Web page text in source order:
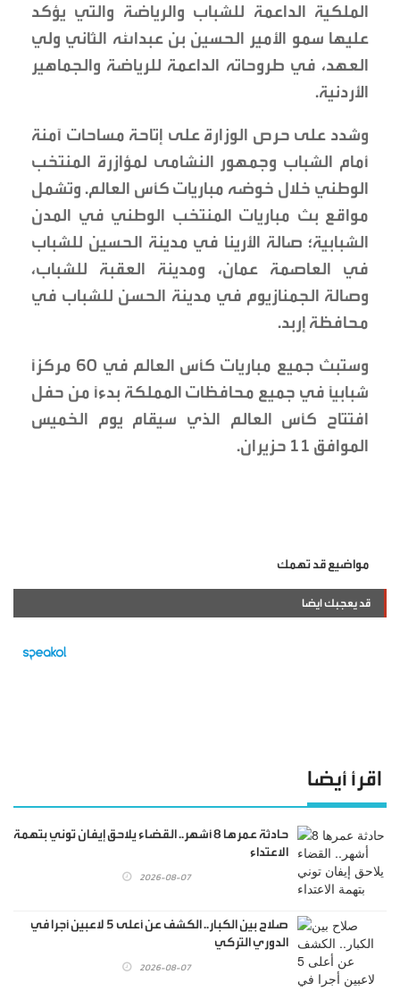
الملكية الداعمة للشباب والرياضة والتي يؤكد
عليها سمو الأمير الحسين بن عبدالله الثاني ولي
العهد، في طروحاته الداعمة للرياضة والجماهير
الأردنية.
وشدد على حرص الوزارة على إتاحة مساحات آمنة
أمام الشباب وجمهور النشامى لمؤازرة المنتخب
الوطني خلال خوضه مباريات كأس العالم. وتشمل
مواقع بث مباريات المنتخب الوطني في المدن
الشبابية؛ صالة الأرينا في مدينة الحسين للشباب
في العاصمة عمان، ومدينة العقبة للشباب،
وصالة الجمنازيوم في مدينة الحسن للشباب في
محافظة إربد.
وستبث جميع مباريات كأس العالم في 60 مركزاً
شبابياً في جميع محافظات المملكة بدءًا من حفل
افتتاح كأس العالم الذي سيقام يوم الخميس
الموافق 11 حزيران.
مواضيع قد تهمك
قد يعجبك ايضا
اقرأ أيضا
حادثة عمرها 8 أشهر.. القضاء يلاحق إيفان توني بتهمة
الاعتداء
2026-08-07
صلاح بين الكبار.. الكشف عن أعلى 5 لاعبين أجرا في
الدوري التركي
2026-08-07